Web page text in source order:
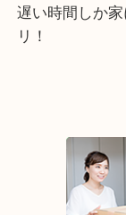
貴金属などの
いるので高
・宅配買取ペ